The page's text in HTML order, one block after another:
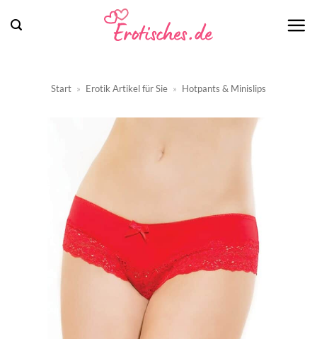
Inhalt
Start » Erotik Artikel für Sie » Hotpants & Minislips